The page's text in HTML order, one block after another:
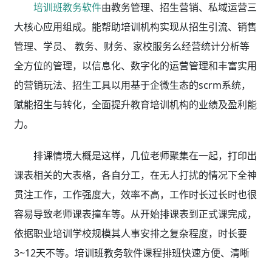
培训班教务软件由教务管理、招生营销、私域运营三
大核心应用组成。能帮助培训机构实现从招生引流、销售
管理、学员、 教务、财务、家校服务么经营统计分析等
全方位的管理，以信息化、数字化的运营管理和丰富实用
的营销玩法、招生工具以用基于企微生态的scrm系统，
赋能招生与转化，全面提升教育培训机构的业绩及盈利能
力。
排课情境大概是这样，几位老师聚集在一起，打印出
课表相关的大表格，各自分工，在无人打扰的情况下全神
贯注工作，工作强度大，效率不高，工作时长过长时也很
容易导致老师课表撞车等。从开始排课表到正式课完成，
依据职业培训学校规模其人事安排之复杂程度，时长要
3~12天不等。培训班教务软件课程排班快速方便、清晰